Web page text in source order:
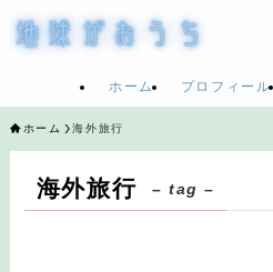
ホーム プロフィール
ホーム 海外旅行
海外旅行 – tag –